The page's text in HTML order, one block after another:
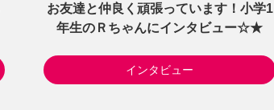
お友達と仲良く頑張っています！小学1
年生のＲちゃんにインタビュー☆★
インタビュー